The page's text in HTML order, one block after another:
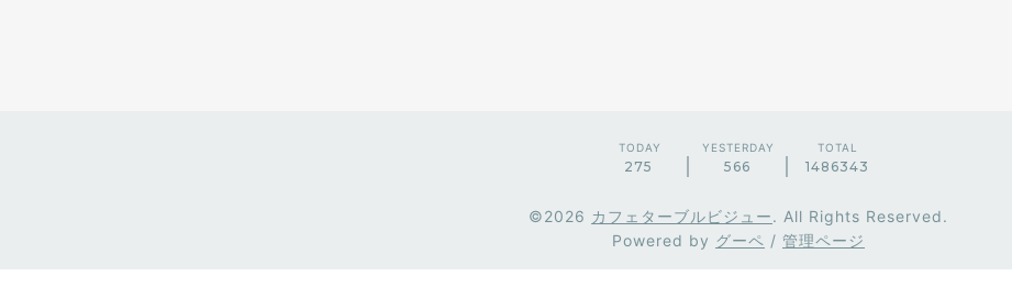
TODAY
275
YESTERDAY
566
TOTAL
1486343
©2026 カフェターブルビジュー. All Rights Reserved.
Powered by グーペ / 管理ページ